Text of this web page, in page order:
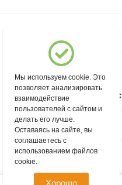
Магазин "Северный"
Покупательский сервис
Контакты
© 2004 - 2026 msever.ru.
Мы используем cookie. Это
позволяет анализировать
взаимодействие
пользователей с сайтом и
делать его лучше.
Оставаясь на сайте, вы
соглашаетесь с
использованием файлов
cookie.
Хорошо